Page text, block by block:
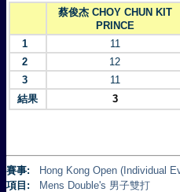
蔡俊杰 CHOY CHUN KIT
PRINCE
1 11
2
12
3
11
結果
3
賽事:
Hong Kong Open (Individual
項目:
Mens Double's 男子雙打